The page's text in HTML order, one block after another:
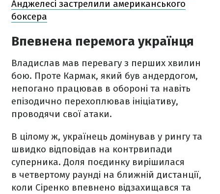
Анджелесі застрелили американського
боксера
Впевнена перемога українця
Владислав мав перевагу з перших хвилин
бою. Проте Кармак, який був андердогом,
непогано працював в обороні та навіть
епізодично перехоплював ініціативу,
проводячи свої атаки.
В цілому ж, українець домінував у рингу та
швидко відповідав на контрвипади
суперника. Доля поєдинку вирішилася
в четвертому раунді на ближній дистанції,
коли Сіренко впевнено відзахищався та